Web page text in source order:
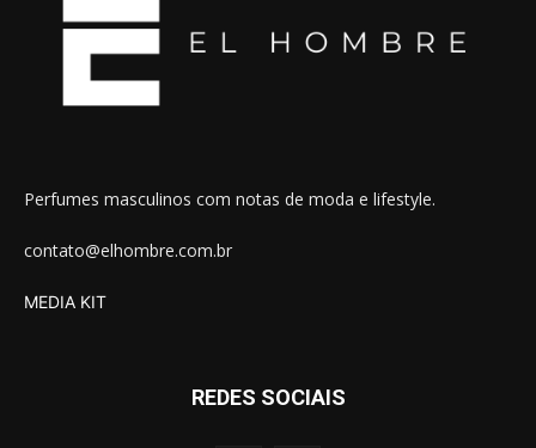
Perfumes masculinos com notas de moda e lifestyle.
contato@elhombre.com.br
MEDIA KIT
REDES SOCIAIS